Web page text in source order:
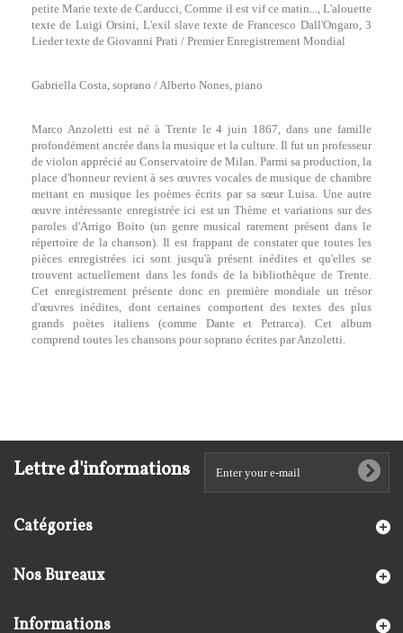
petite Marie texte de Carducci, Comme il est vif ce matin..., L'alouette
texte de Luigi Orsini, L'exil slave texte de Francesco Dall'Ongaro, 3
Lieder texte de Giovanni Prati / Premier Enregistrement Mondial
Gabriella Costa, soprano / Alberto Nones, piano
Marco Anzoletti est né à Trente le 4 juin 1867, dans une famille
profondément ancrée dans la musique et la culture. Il fut un professeur
de violon apprécié au Conservatoire de Milan. Parmi sa production, la
place d'honneur revient à ses œuvres vocales de musique de chambre
mettant en musique les poèmes écrits par sa sœur Luisa. Une autre
œuvre intéressante enregistrée ici est un Thème et variations sur des
paroles d'Arrigo Boito (un genre musical rarement présent dans le
répertoire de la chanson). Il est frappant de constater que toutes les
pièces enregistrées ici sont jusqu'à présent inédites et qu'elles se
trouvent actuellement dans les fonds de la bibliothèque de Trente.
Cet enregistrement présente donc en première mondiale un trésor
d'œuvres inédites, dont certaines comportent des textes des plus
grands poètes italiens (comme Dante et Petrarca). Cet album
comprend toutes les chansons pour soprano écrites par Anzoletti.
Lettre d'informations
Catégories
Nos Bureaux
Informations